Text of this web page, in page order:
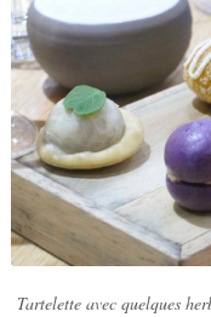
Tartelette avec quelques